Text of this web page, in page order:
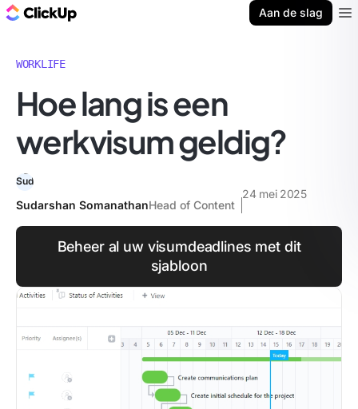
Aan de slag
WORKLIFE
Hoe lang is een
werkvisum geldig?
Sudarshan SomanathanHead of Content
24 mei 2025
Beheer al uw visumdeadlines met dit
sjabloon